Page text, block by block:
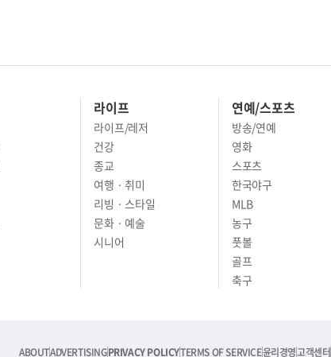
라이프
라이프/레저
건강
종교
여행 · 취미
리빙 · 스타일
문화 · 예술
시니어
연예/스포츠
방송/연예
영화
스포츠
한국야구
MLB
농구
풋볼
골프
축구
ABOUTADVERTISINGPRIVACY POLICYTERMS OF SERVICE윤리경영고객센터